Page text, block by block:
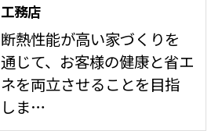
工務店
断熱性能が高い家づくりを
通じて、お客様の健康と省エ
ネを両立させることを目指
しま…